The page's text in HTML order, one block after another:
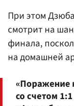
При этом
смотрит на
финала,
на домашней
«Поражение
со счетом